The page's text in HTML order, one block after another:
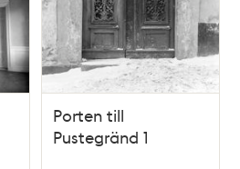
Porten till
Pustegränd 1